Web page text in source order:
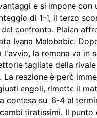
e si impone con
di 1-1, il terzo
confronto. Plaian
Ivana Malobabic.
l'avvio, la romena va in
tagliate della
La reazione è però
angoli, rimette il
contesa sul 6-4 al
tiratissimi. Il punto